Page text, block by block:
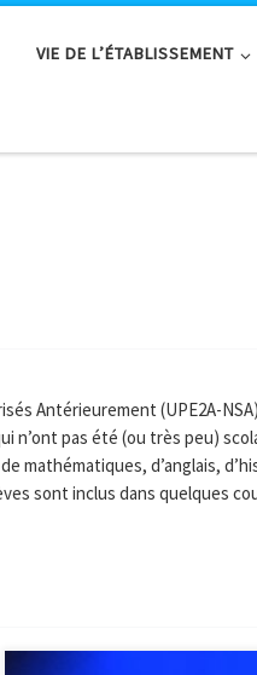
VIE DE L’ÉTABLISSEMENT
Antérieurement (UPE2A-
n’ont pas été (ou très peu)
mathématiques, d’anglais,
sont inclus dans quelques